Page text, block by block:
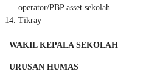
operator/PBP asset sekolah
Tikray
WAKIL KEPALA SEKOLAH
URUSAN HUMAS